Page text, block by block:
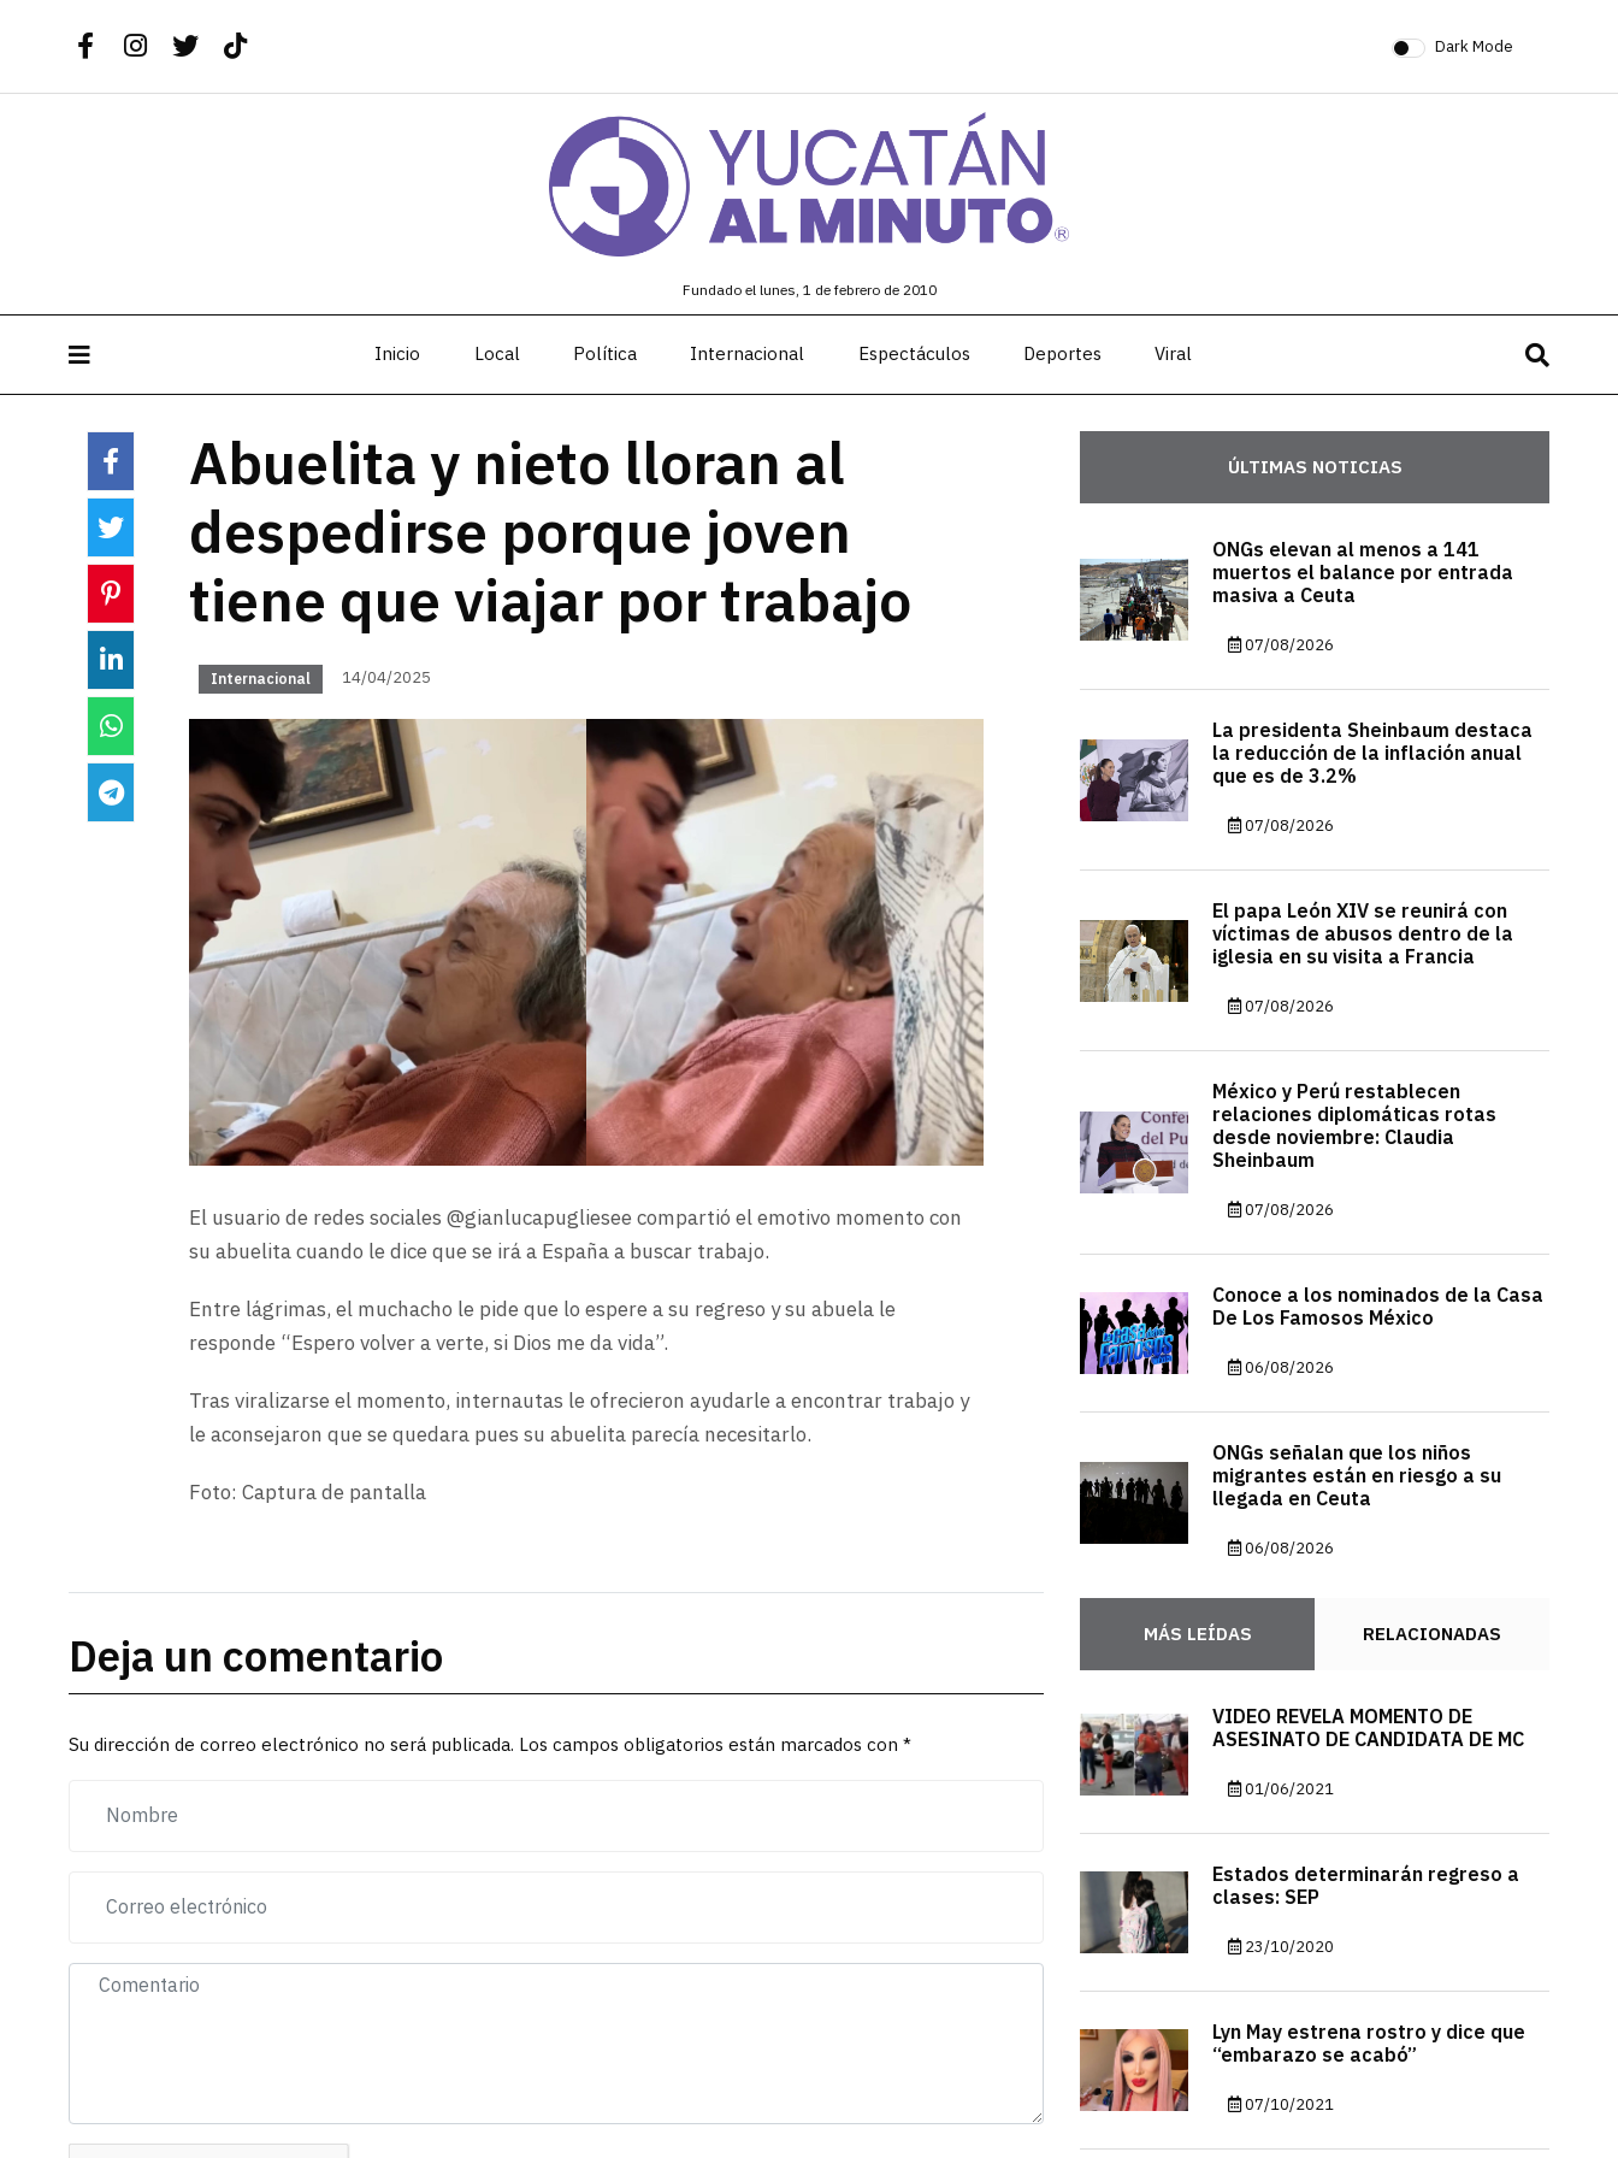
Dark Mode
Fundado el lunes, 1 de febrero de 2010
Inicio Local Política Internacional Espectáculos Deportes Viral
Abuelita y nieto lloran al
despedirse porque joven
tiene que viajar por trabajo
Internacional 14/04/2025
El usuario de redes sociales @gianlucapugliesee compartió el emotivo momento con
su abuelita cuando le dice que se irá a España a buscar trabajo.
Entre lágrimas, el muchacho le pide que lo espere a su regreso y su abuela le
responde “Espero volver a verte, si Dios me da vida”.
Tras viralizarse el momento, internautas le ofrecieron ayudarle a encontrar trabajo y
le aconsejaron que se quedara pues su abuelita parecía necesitarlo.
Foto: Captura de pantalla
Deja un comentario
Su dirección de correo electrónico no será publicada. Los campos obligatorios están marcados con *
ÚLTIMAS NOTICIAS
ONGs elevan al menos a 141
muertos el balance por entrada
masiva a Ceuta
07/08/2026
La presidenta Sheinbaum destaca
la reducción de la inflación anual
que es de 3.2%
07/08/2026
El papa León XIV se reunirá con
víctimas de abusos dentro de la
iglesia en su visita a Francia
07/08/2026
México y Perú restablecen
relaciones diplomáticas rotas
desde noviembre: Claudia
Sheinbaum
07/08/2026
Conoce a los nominados de la Casa
De Los Famosos México
06/08/2026
ONGs señalan que los niños
migrantes están en riesgo a su
llegada en Ceuta
06/08/2026
MÁS LEÍDAS RELACIONADAS
VIDEO REVELA MOMENTO DE
ASESINATO DE CANDIDATA DE MC
01/06/2021
Estados determinarán regreso a
clases: SEP
23/10/2020
Lyn May estrena rostro y dice que
“embarazo se acabó”
07/10/2021